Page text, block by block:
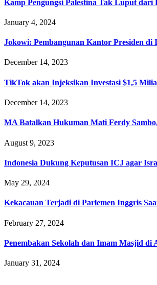
Kamp Pengungsi Palestina Tak Luput dari
January 4, 2024
Jokowi: Pembangunan Kantor Presiden di
December 14, 2023
TikTok akan Injeksikan Investasi $1,5
December 14, 2023
MA Batalkan Hukuman Mati Ferdy
August 9, 2023
Indonesia Dukung Keputusan ICJ agar
May 29, 2024
Kekacauan Terjadi di Parlemen Inggris
February 27, 2024
Penembakan Sekolah dan Imam Masjid
January 31, 2024